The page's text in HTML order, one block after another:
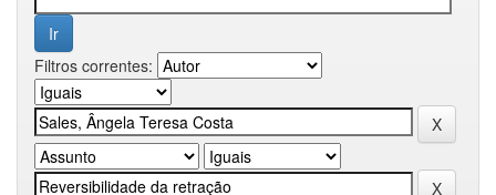
Filtros correntes: